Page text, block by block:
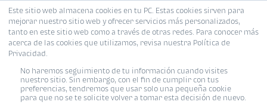
Este sitio web almacena cookies en tu PC. Estas cookies sirven para
mejorar nuestro sitio web y ofrecer servicios más personalizados,
tanto en este sitio web como a través de otras redes. Para conocer más
acerca de las cookies que utilizamos, revisa nuestra Política de
Privacidad.
No haremos seguimiento de tu información cuando visites
nuestro sitio. Sin embargo, con el fin de cumplir con tus
preferencias, tendremos que usar solo una pequeña cookie
para que no se te solicite volver a tomar esta decisión de nuevo.